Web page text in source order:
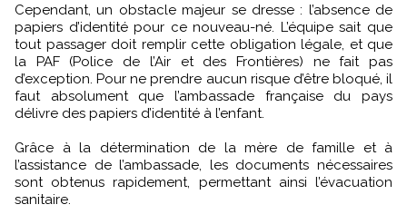
Cependant, un obstacle majeur se dresse : l’absence de
papiers d’identité pour ce nouveau-né. L’équipe sait que
tout passager doit remplir cette obligation légale, et que
la PAF (Police de l’Air et des Frontières) ne fait pas
d’exception. Pour ne prendre aucun risque d’être bloqué, il
faut absolument que l’ambassade française du pays
délivre des papiers d’identité à l’enfant.
Grâce à la détermination de la mère de famille et à
l’assistance de l’ambassade, les documents nécessaires
sont obtenus rapidement, permettant ainsi l’évacuation
sanitaire.